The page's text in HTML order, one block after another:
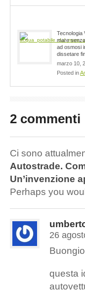
Tecnologia
mare
ad osmosi
dissetare
marzo 10,
Posted in
2 commenti
Ci sono
Autostrade.
Un’invenzione
Perhaps you
26
questa